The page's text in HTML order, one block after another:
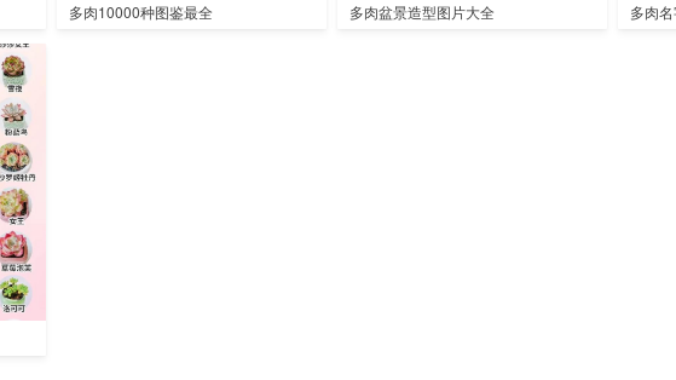
多肉10000种图鉴最全 多肉盆景造型图片大全 多肉